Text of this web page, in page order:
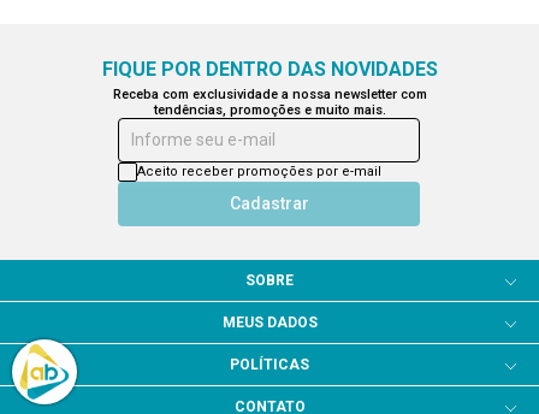
FIQUE POR DENTRO DAS NOVIDADES
Receba com exclusividade a nossa newsletter com
tendências, promoções e muito mais.
Informe seu e-mail
Cadastrar
Aceito receber promoções por e-mail
SOBRE
MEUS DADOS
POLÍTICAS
CONTATO